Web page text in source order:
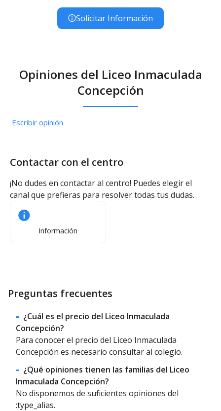
Solicitar Información
Opiniones del Liceo Inmaculada
Concepción
Escribir opinión
Contactar con el centro
¡No dudes en contactar al centro! Puedes elegir el
canal que prefieras para resolver todas tus dudas.
Información
Preguntas frecuentes
¿Cuál es el precio del Liceo Inmaculada
Concepción?
Para conocer el precio del Liceo Inmaculada
Concepción es necesario consultar al colegio.
¿Qué opiniones tienen las familias del Liceo
Inmaculada Concepción?
No disponemos de suficientes opiniones del
:type_alias.